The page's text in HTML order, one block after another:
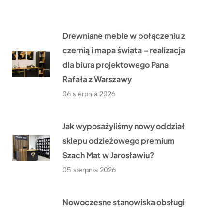
Drewniane meble w połączeniu z
czernią i mapa świata – realizacja
dla biura projektowego Pana
Rafała z Warszawy
06 sierpnia 2026
Jak wyposażyliśmy nowy oddział
sklepu odzieżowego premium
Szach Mat w Jarosławiu?
05 sierpnia 2026
Nowoczesne stanowiska obsługi